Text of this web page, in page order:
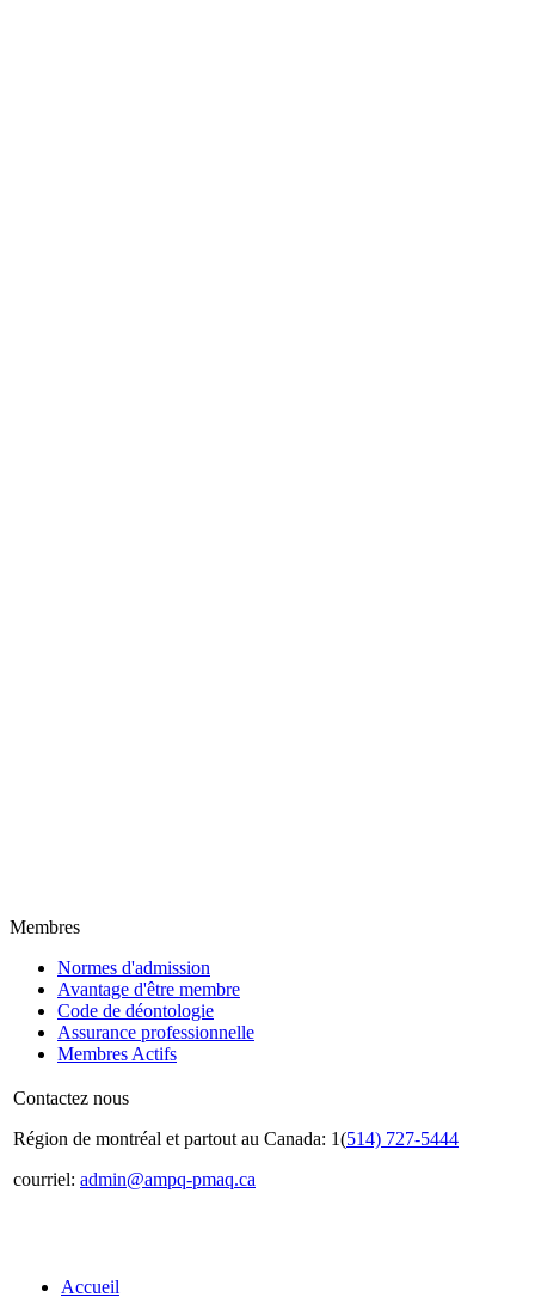
Membres
Normes d'admission
Avantage d'être membre
Code de déontologie
Assurance professionnelle
Membres Actifs
Contactez nous
Région de montréal et partout au Canada: 1(514) 727-5444
courriel: admin@ampq-pmaq.ca
Accueil